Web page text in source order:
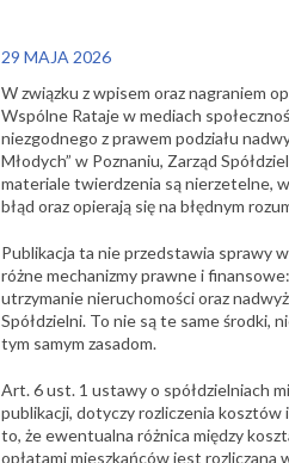
29 MAJA 2026
W związku z wpisem oraz nagraniem
Wspólne Rataje w mediach
niezgodnego z prawem podziału
Młodych” w Poznaniu, Zarząd
materiale twierdzenia są nierzetelne,
błąd oraz opierają się na błędnym
Publikacja ta nie przedstawia sprawy
różne mechanizmy prawne i
utrzymanie nieruchomości oraz
Spółdzielni. To nie są te same środki,
tym samym zasadom.
Art. 6 ust. 1 ustawy o spółdzielniach
publikacji, dotyczy rozliczenia
to, że ewentualna różnica między
opłatami mieszkańców jest